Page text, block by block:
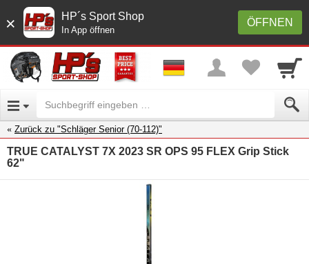
× ÖFFNEN
HP´s Sport Shop
In App öffnen
Zurück zu "Schläger Senior (70-112)"
TRUE CATALYST 7X 2023 SR OPS 95 FLEX Grip Stick
62"